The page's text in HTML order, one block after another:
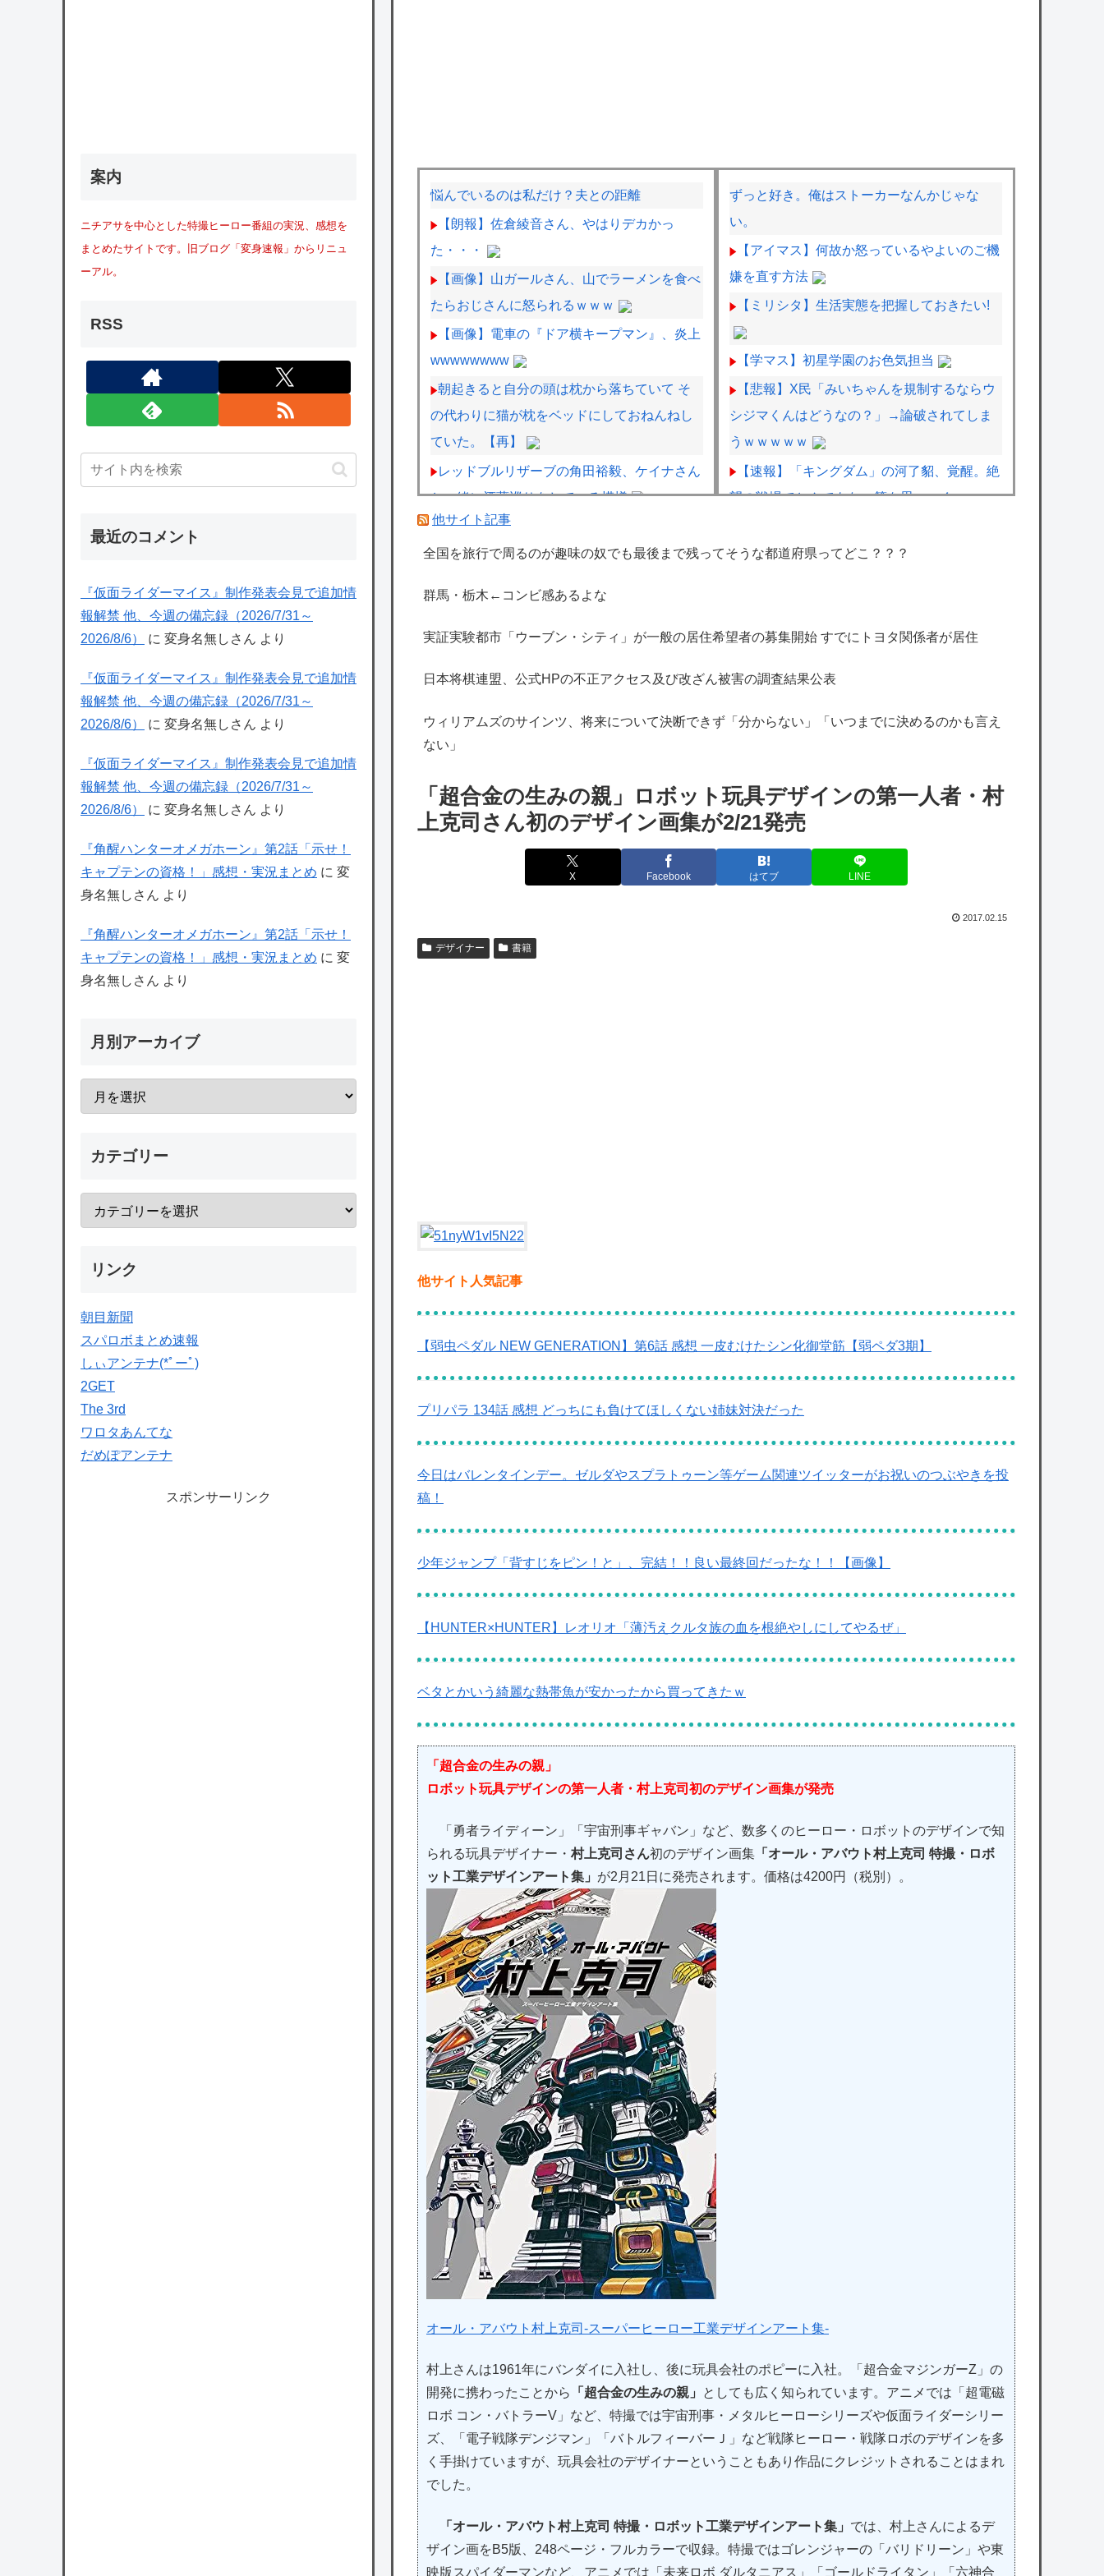
悩んでいるのは私だけ？夫との距離
【朗報】佐倉綾音さん、やはりデカかっ
た・・・
【画像】山ガールさん、山でラーメンを食べ
たらおじさんに怒られるｗｗｗ
【画像】電車の『ドア横キープマン』、炎上
wwwwwwww
朝起きると自分の頭は枕から落ちていて そ
の代わりに猫が枕をベッドにしておねんねし
ていた。【再】
レッドブルリザーブの角田裕毅、ケイナさん
と一緒に酒蔵巡りをしている模様
「自転車のルール厳罰化！」← 正直なんの
意味もなかった件ｗｗｗｗｗｗｗｗ
かも言えない」
出たあの親日経営者に海外が大騒ぎ
海外「勘弁して！」米国人が最も恐れる日本
の為替介入再びで海外が大騒ぎ
のは韓国人である理由がこちら…」→「日本
も感謝してるらしい…（ﾌﾞﾙﾌﾞﾙ」＝韓国の反
海外「日本よ、お前がナンバーワンだ」 熊
★【ワートリ】細かい情報まで含めて構成さ
別課題消化時は別として
ずっと好き。俺はストーカーなんかじゃな
い。
【アイマス】何故か怒っているやよいのご機
嫌を直す方法
【ミリシタ】生活実態を把握しておきたい!
【学マス】初星学園のお色気担当
【悲報】X民「みいちゃんを規制するならウ
シジマくんはどうなの？」→論破されてしま
うｗｗｗｗｗ
【速報】「キングダム」の河了貂、覚醒。絶
望の戦場でとんでもない策を思いつくｗｗｗ
「少年ジャンプ」が最も売れた1995年新年
【艦これ】イベントぼちぼち終わらせてる人
【艦これ】水着川内さん 他
【ホロライブ】ホロぐらんなっしょい回だっ
たか
【ホロライブ】うーん実にラミィ
【ホロEN】カリオペ、劇場版『メイドイン
他サイト記事
全国を旅行で周るのが趣味の奴でも最後まで残ってそうな都道府県ってどこ？？？
群馬・栃木←コンビ感あるよな
実証実験都市「ウーブン・シティ」が一般の居住希望者の募集開始 すでにトヨタ関係者が居住
日本将棋連盟、公式HPの不正アクセス及び改ざん被害の調査結果公表
ウィリアムズのサインツ、将来について決断できず「分からない」「いつまでに決めるのかも言え
ない」
「超合金の生みの親」ロボット玩具デザインの第一人者・村
上克司さん初のデザイン画集が2/21発売
X Facebook はてブ LINE
2017.02.15
デザイナー 書籍
他サイト人気記事
【弱虫ペダル NEW GENERATION】第6話 感想 一皮むけたシン化御堂筋【弱ペダ3期】
プリパラ 134話 感想 どっちにも負けてほしくない姉妹対決だった
今日はバレンタインデー。ゼルダやスプラトゥーン等ゲーム関連ツイッターがお祝いのつぶやきを投
稿！
少年ジャンプ「背すじをピン！と」、完結！！良い最終回だったな！！【画像】
【HUNTER×HUNTER】レオリオ「薄汚えクルタ族の血を根絶やしにしてやるぜ」
ベタとかいう綺麗な熱帯魚が安かったから買ってきたｗ
「超合金の生みの親」
ロボット玩具デザインの第一人者・村上克司初のデザイン画集が発売
「勇者ライディーン」「宇宙刑事ギャバン」など、数多くのヒーロー・ロボットのデザインで知
られる玩具デザイナー・ 村上克司さん初のデザイン画集 「オール・アバウト村上克司 特撮・ロボ
ット工業デザインアート集」 が2月21日に発売されます。価格は4200円（税別）。
オール・アバウト村上克司-スーパーヒーロー工業デザインアート集-
村上さんは1961年にバンダイに入社し、後に玩具会社のポピーに入社。「超合金マジンガーZ」の
開発に携わったことから
「超合金の生みの親」
としても広く知られています。アニメでは「超電磁
ロボ コン・バトラーV」など、特撮では宇宙刑事・メタルヒーローシリーズや仮面ライダーシリー
ズ、「電子戦隊デンジマン」「バトルフィーバーＪ」など戦隊ヒーロー・戦隊ロボのデザインを多
く手掛けていますが、玩具会社のデザイナーということもあり作品にクレジットされることはまれ
でした。
「オール・アバウト村上克司 特撮・ロボット工業デザインアート集」 では、村上さんによるデ
ザイン画をB5版、248ページ・フルカラーで収録。特撮ではゴレンジャーの「バリドリーン」や東
映版スパイダーマンなど、アニメでは「未来ロボ ダルタニアス」「ゴールドライタン」「六神合
案内
ニチアサを中心とした特撮ヒーロー番組の実況、感想を
まとめたサイトです。旧ブログ「変身速報」からリニュ
ーアル。
RSS
最近のコメント
『仮面ライダーマイス』制作発表会見で追加情
報解禁 他、今週の備忘録（2026/7/31～
2026/8/6）
に 変身名無しさん より
『仮面ライダーマイス』制作発表会見で追加情
報解禁 他、今週の備忘録（2026/7/31～
2026/8/6）
に 変身名無しさん より
『仮面ライダーマイス』制作発表会見で追加情
報解禁 他、今週の備忘録（2026/7/31～
2026/8/6）
に 変身名無しさん より
『角醒ハンターオメガホーン』第2話「示せ！
キャプテンの資格！」感想・実況まとめ に 変
身名無しさん より
『角醒ハンターオメガホーン』第2話「示せ！
キャプテンの資格！」感想・実況まとめ に 変
身名無しさん より
月別アーカイブ
カテゴリー
リンク
朝目新聞
スパロボまとめ速報
しぃアンテナ(*ﾟーﾟ)
2GET
The 3rd
ワロタあんてな
だめぽアンテナ
スポンサーリンク